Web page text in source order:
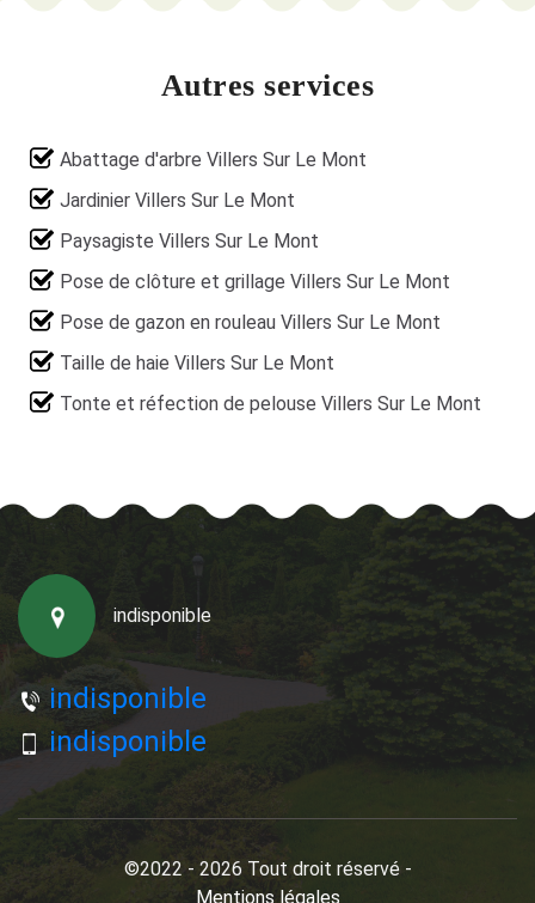
Autres services
Abattage d'arbre Villers Sur Le Mont
Jardinier Villers Sur Le Mont
Paysagiste Villers Sur Le Mont
Pose de clôture et grillage Villers Sur Le Mont
Pose de gazon en rouleau Villers Sur Le Mont
Taille de haie Villers Sur Le Mont
Tonte et réfection de pelouse Villers Sur Le Mont
indisponible
indisponible
indisponible
©2022 - 2026 Tout droit réservé -
Mentions légales